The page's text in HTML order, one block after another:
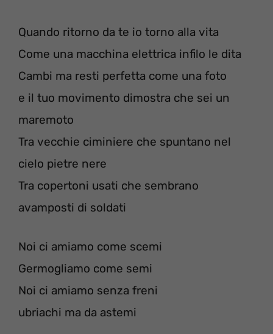
Quando ritorno da te io torno alla vita
Come una macchina elettrica infilo le dita
Cambi ma resti perfetta come una foto
e il tuo movimento dimostra che sei un
maremoto
Tra vecchie ciminiere che spuntano nel
cielo pietre nere
Tra copertoni usati che sembrano
avamposti di soldati
Noi ci amiamo come scemi
Germogliamo come semi
Noi ci amiamo senza freni
ubriachi ma da astemi